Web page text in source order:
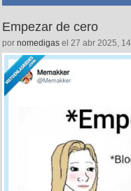
Empezar de cero
por nomedigas el 27 abr 2025,